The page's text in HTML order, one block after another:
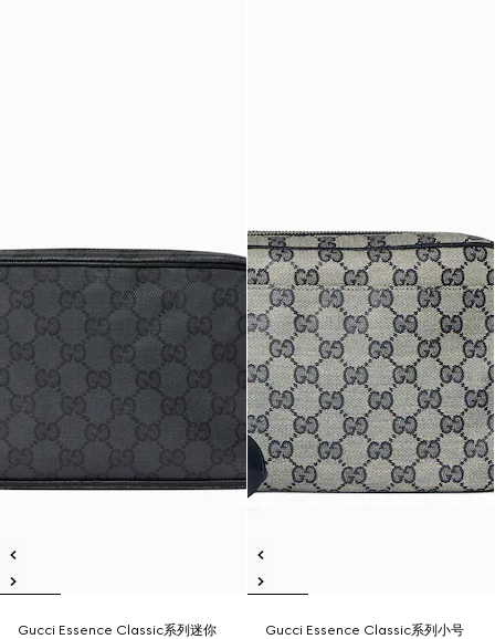
Gucci Essence Classic系列迷你
Gucci Essence Classic系列小号